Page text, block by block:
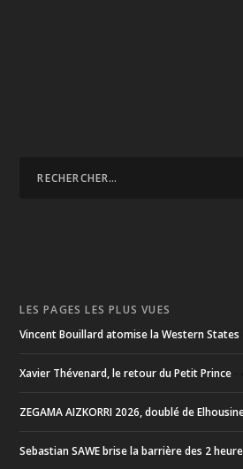
LES PAGES LES PLUS VUES
Vincent Bouillard atomise la Western States
Xavier Thévenard, le retour du Petit Prince
ZEGAMA AIZKORRI 2026, doublé de
Sebastian SAWE brise la barrière des 2